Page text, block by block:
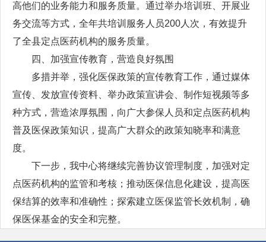
高他们的业务能力和服务质量。通过举办培训班、开展业
务交流等方式，全年共培训服务人员200人次，有效提升
了全县定点医药机构的服务质量。
四、加强宣传教育，营造良好氛围
多措并举，强化医保政策的宣传教育工作，通过媒体
宣传、发放宣传资料、举办政策宣讲会、制作短视频等多
种方式，营造浓厚氛围，向广大参保人员和定点医药机构
普及医保政策知识，提高广大群众的政策知晓率和满意
度。
下一步，我中心将继续完善协议管理制度，加强对定
点医药机构的监管和考核；推动医保信息化建设，提高医
保结算的效率和准确性；探索建立医保监管长效机制，确
保医保基金的安全和完整。